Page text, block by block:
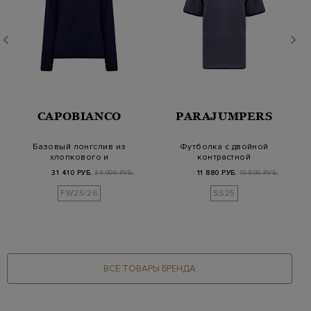
CAPOBIANCO
Базовый лонгслив из
хлопкового и
джерси
31 410 РУБ. 34 900 РУБ.
FW25/26
PARAJUMPERS
Футболка с двойной
контрастной
в т…
11 880 РУБ. 19 800 РУБ.
SS25
ВСЕ ТОВАРЫ БРЕНДА